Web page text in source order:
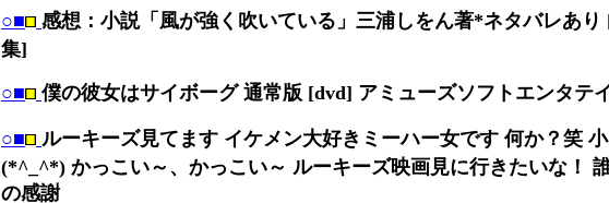
○■ 感想：小説「風が強く吹いている」三浦しをん著*ネタバレあ
集]
○■ 僕の彼女はサイボーグ 通常版 [dvd] アミューズソフトエンタテ
○■ ルーキーズ見てます イケメン大好きミーハー女です 何か？笑
(*^_^*) かっこい～、かっこい～ ルーキーズ映画見に行きたいな！
の感謝